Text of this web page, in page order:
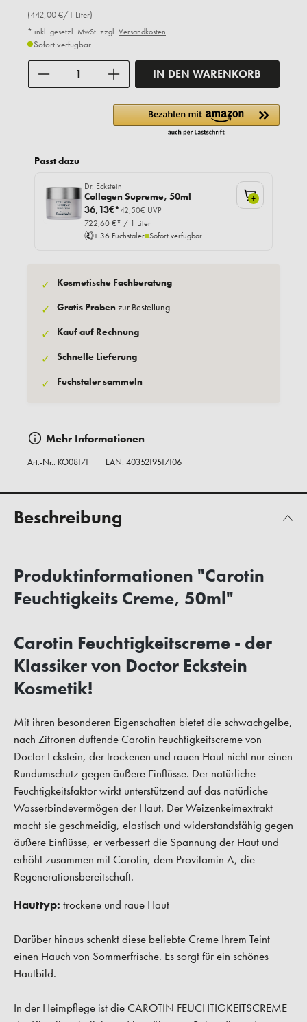
(442,00 €/1 Liter)
* inkl. gesetzl. MwSt. zzgl. Versandkosten
Sofort verfügbar
IN DEN WARENKORB
Passt dazu
Dr. Eckstein
Collagen Supreme, 50ml
36,13€*42,50€ UVP
722,60 €* / 1 Liter
+ 36 Fuchstaler Sofort verfügbar
+
✓ Kosmetische Fachberatung
✓ Gratis Probenzur Bestellung
✓ Kauf auf Rechnung
✓ Schnelle Lieferung
✓ Fuchstaler sammeln
Mehr Informationen
Art.-Nr.: KO08171 EAN: 4035219517106
Beschreibung
Produktinformationen "Carotin
Feuchtigkeits Creme, 50ml"
Carotin Feuchtigkeitscreme - der
Klassiker von Doctor Eckstein
Kosmetik!
Mit ihren besonderen Eigenschaften bietet die schwachgelbe,
nach Zitronen duftende Carotin Feuchtigkeitscreme von
Doctor Eckstein, der trockenen und rauen Haut nicht nur einen
Rundumschutz gegen äußere Einflüsse. Der natürliche
Feuchtigkeitsfaktor wirkt unterstützend auf das natürliche
Wasserbindevermögen der Haut. Der Weizenkeimextrakt
macht sie geschmeidig, elastisch und widerstandsfähig gegen
äußere Einflüsse, er verbessert die Spannung der Haut und
erhöht zusammen mit Carotin, dem Provitamin A, die
Regenerationsbereitschaft.
Hauttyp: trockene und raue Haut
Darüber hinaus schenkt diese beliebte Creme Ihrem Teint
einen Hauch von Sommerfrische. Es sorgt für ein schönes
Hautbild.
In der Heimpflege ist die CAROTIN FEUCHTIGKEITSCREME